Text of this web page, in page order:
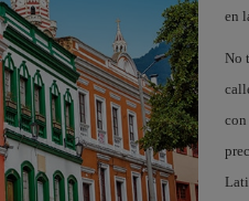
en
No
con